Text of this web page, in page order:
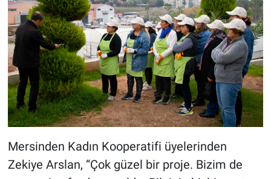
Mersinden Kadın Kooperatifi üyelerinden
Zekiye Arslan, “Çok güzel bir proje. Bizim de